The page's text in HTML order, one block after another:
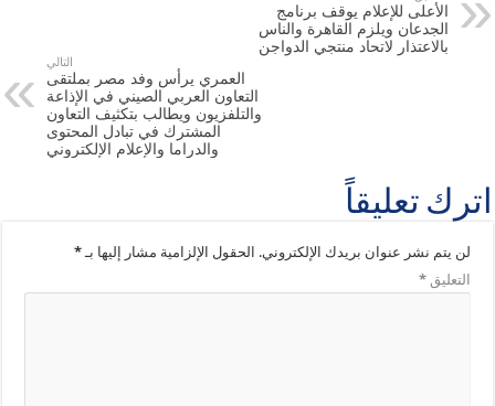
الأعلى للإعلام يوقف برنامج
الجدعان ويلزم القاهرة والناس
بالاعتذار لاتحاد منتجي الدواجن
التالي
العمري يرأس وفد مصر بملتقى
التعاون العربي الصيني في الإذاعة
والتلفزيون ويطالب بتكثيف التعاون
المشترك في تبادل المحتوى
والدراما والإعلام الإلكتروني
اترك تعليقاً
لن يتم نشر عنوان بريدك الإلكتروني. الحقول الإلزامية مشار إليها بـ*
التعليق*